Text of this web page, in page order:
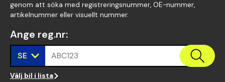
genom att söka med registreringsnummer, OE-nummer,
artikelnummer eller visuellt nummer.
Ange reg.nr:
SE ABC123
Välj bil i lista